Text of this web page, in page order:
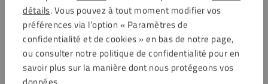
détails. Vous pouvez à tout moment modifier vos
préférences via l’option « Paramètres de
confidentialité et de cookies » en bas de notre page,
ou consulter notre politique de confidentialité pour en
savoir plus sur la manière dont nous protégeons vos
Idéal pour les surfaces qui nécessitent un nettoyage et
une protection réguliers.
Questions fréquemment posées